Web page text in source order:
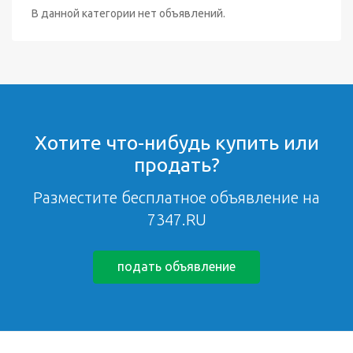
В данной категории нет объявлений.
Хотите что-нибудь купить или
продать?
Разместите бесплатное объявление на
7347.RU
подать объявление